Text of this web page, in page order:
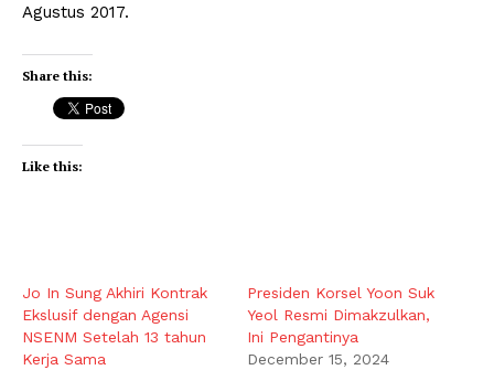
Agustus 2017.
Share this:
Like this:
Jo In Sung Akhiri Kontrak
Ekslusif dengan Agensi
NSENM Setelah 13 tahun
Kerja Sama
Presiden Korsel Yoon Suk
Yeol Resmi Dimakzulkan,
Ini Pengantinya
December 15, 2024